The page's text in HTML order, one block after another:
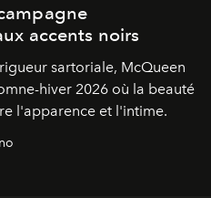
accents noirs
sartoriale, McQueen
hiver 2026 où la beauté
l'apparence et l'intime.